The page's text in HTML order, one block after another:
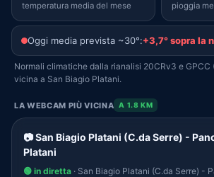
temperatura media del mese pioggia
Oggi media prevista ~30°:+3,7° sopra la
Normali climatiche dalla rianalisi 20CRv3 e GPCC
vicina a San Biagio Platani.
LA WEBCAM PIÙ VICINA A 1.8 KM
📷 San Biagio Platani (C.da Serre) -
Platani
🟢 in diretta · San Biagio Platani (C.da Serre) -